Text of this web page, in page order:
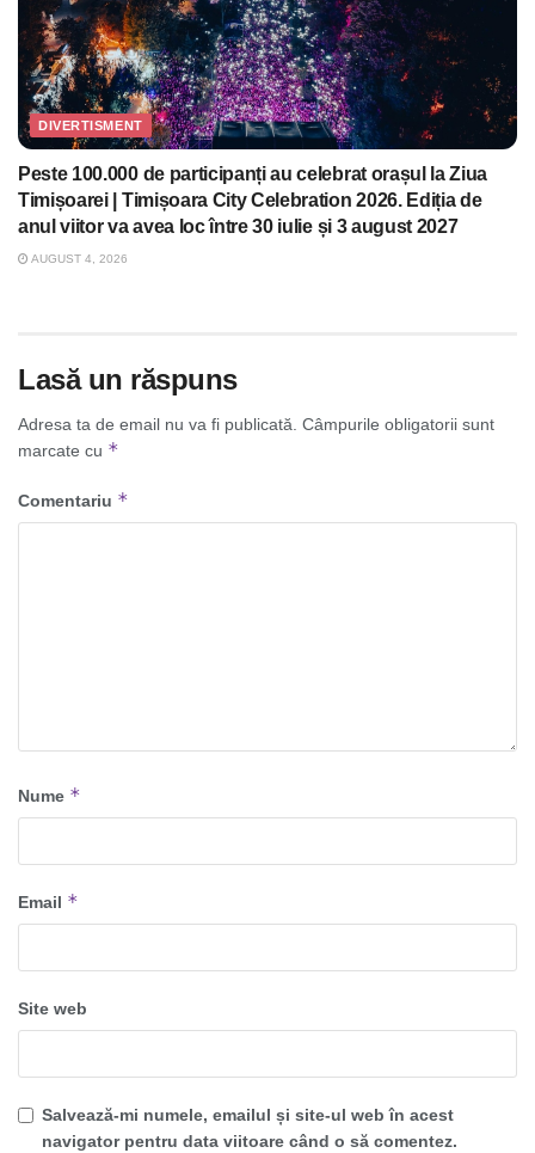
DIVERTISMENT
Peste 100.000 de participanți au celebrat orașul la Ziua
Timișoarei | Timișoara City Celebration 2026. Ediția de
anul viitor va avea loc între 30 iulie și 3 august 2027
AUGUST 4, 2026
Lasă un răspuns
Adresa ta de email nu va fi publicată. Câmpurile obligatorii sunt
marcate cu *
Comentariu *
Nume *
Email *
Site web
Salvează-mi numele, emailul și site-ul web în acest
navigator pentru data viitoare când o să comentez.